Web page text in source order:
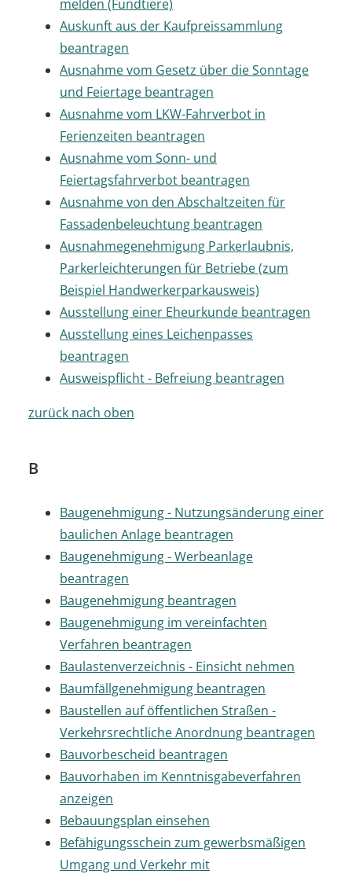
melden (Fundtiere)
Auskunft aus der Kaufpreissammlung
beantragen
Ausnahme vom Gesetz über die Sonntage
und Feiertage beantragen
Ausnahme vom LKW-Fahrverbot in
Ferienzeiten beantragen
Ausnahme vom Sonn- und
Feiertagsfahrverbot beantragen
Ausnahme von den Abschaltzeiten für
Fassadenbeleuchtung beantragen
Ausnahmegenehmigung Parkerlaubnis,
Parkerleichterungen für Betriebe (zum
Beispiel Handwerkerparkausweis)
Ausstellung einer Eheurkunde beantragen
Ausstellung eines Leichenpasses
beantragen
Ausweispflicht - Befreiung beantragen
zurück nach oben
B
Baugenehmigung - Nutzungsänderung einer
baulichen Anlage beantragen
Baugenehmigung - Werbeanlage
beantragen
Baugenehmigung beantragen
Baugenehmigung im vereinfachten
Verfahren beantragen
Baulastenverzeichnis - Einsicht nehmen
Baumfällgenehmigung beantragen
Baustellen auf öffentlichen Straßen -
Verkehrsrechtliche Anordnung beantragen
Bauvorbescheid beantragen
Bauvorhaben im Kenntnisgabeverfahren
anzeigen
Bebauungsplan einsehen
Befähigungsschein zum gewerbsmäßigen
Umgang und Verkehr mit